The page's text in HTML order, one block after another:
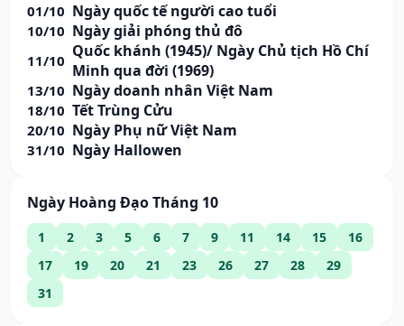
01/10 Ngày quốc tế người cao tuổi
10/10 Ngày giải phóng thủ đô
11/10 Quốc khánh (1945)/ Ngày Chủ tịch Hồ Chí
Minh qua đời (1969)
13/10 Ngày doanh nhân Việt Nam
18/10 Tết Trùng Cửu
20/10 Ngày Phụ nữ Việt Nam
31/10 Ngày Hallowen
Ngày Hoàng Đạo Tháng 10
1 2 3 5 6 7 9 11 14 15
16
17
19 20 21 23 26 27 28
29
31